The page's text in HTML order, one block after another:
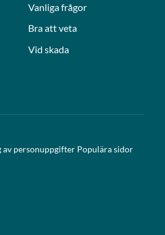
Vanliga frågor
Bra att veta
Vid skada
av personuppgifter Populära sidor